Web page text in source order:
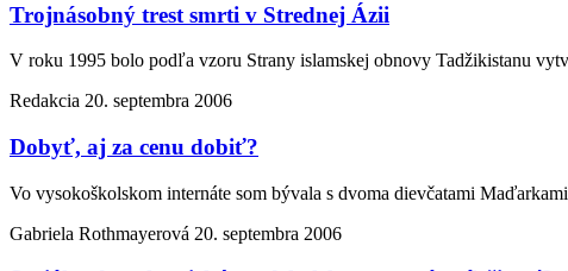
Trojnásobný trest smrti v Strednej Ázii
V roku 1995 bolo podľa vzoru Strany islamskej obnovy Tadžikistanu
Redakcia 20. septembra 2006
Dobyť, aj za cenu dobiť?
Vo vysokoškolskom internáte som bývala s dvoma dievčatami
Gabriela Rothmayerová 20. septembra 2006